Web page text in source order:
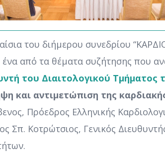
του διήμερου συνεδρίου
από τα θέματα συζήτησης που
του Διαιτολογικού
και αντιμετώπιση της
Πρόεδρος Ελληνικής
Σπ. Κοτρώτσιος, Γενικός